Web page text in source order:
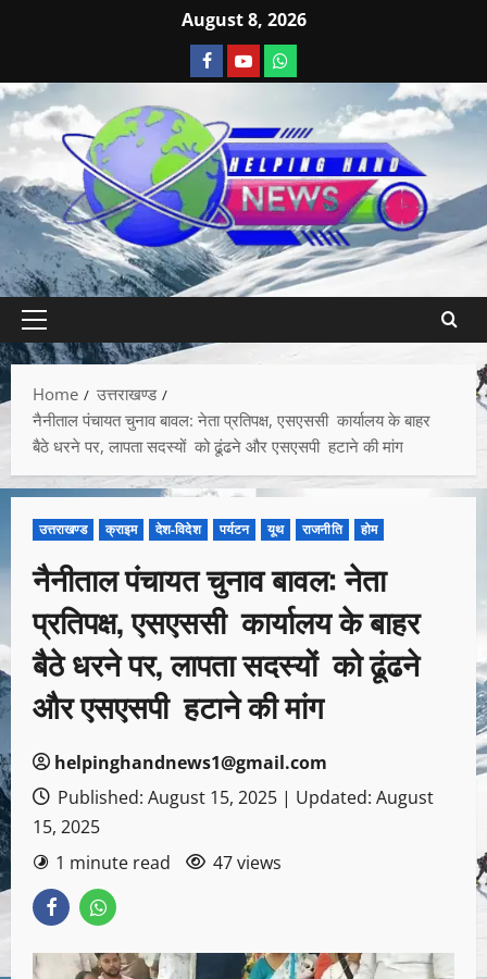
August 8, 2026
Home
उत्तराखण्ड
नैनीताल पंचायत चुनाव बावल: नेता प्रतिपक्ष, एसएससी कार्यालय के बाहर
बैठे धरने पर, लापता सदस्यों को ढूंढने और एसएसपी हटाने की मांग
उत्तराखण्ड क्राइम देश-विदेश पर्यटन यूथ राजनीति होम
नैनीताल पंचायत चुनाव बावल: नेता
प्रतिपक्ष, एसएससी कार्यालय के बाहर
बैठे धरने पर, लापता सदस्यों को ढूंढने
और एसएसपी हटाने की मांग
helpinghandnews1@gmail.com
Published: August 15, 2025 | Updated: August
15, 2025
1 minute read
47 views